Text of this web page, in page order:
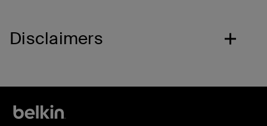
Disclaimers